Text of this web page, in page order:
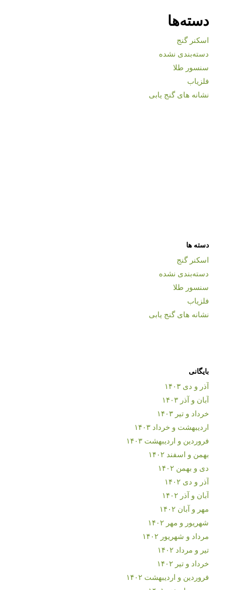
دسته‌ها
اسکنر گنج
دسته‌بندی نشده
سنسور طلا
فلزیاب
نشانه های گنج یابی
دسته ها
اسکنر گنج
دسته‌بندی نشده
سنسور طلا
فلزیاب
نشانه های گنج یابی
بایگانی
آذر و دی ۱۴۰۳
آبان و آذر ۱۴۰۳
خرداد و تیر ۱۴۰۳
اردیبهشت و خرداد ۱۴۰۳
فروردین و اردیبهشت ۱۴۰۳
بهمن و اسفند ۱۴۰۲
دی و بهمن ۱۴۰۲
آذر و دی ۱۴۰۲
آبان و آذر ۱۴۰۲
مهر و آبان ۱۴۰۲
شهریور و مهر ۱۴۰۲
مرداد و شهریور ۱۴۰۲
تیر و مرداد ۱۴۰۲
خرداد و تیر ۱۴۰۲
فروردین و اردیبهشت ۱۴۰۲